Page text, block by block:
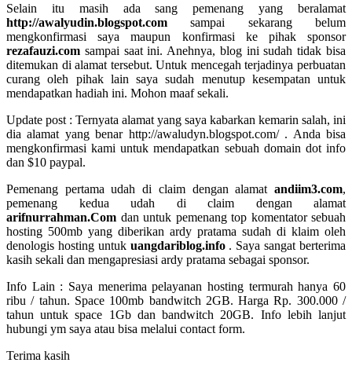
Selain itu masih ada sang pemenang yang beralamat
http://awalyudin.blogspot.com sampai sekarang belum
mengkonfirmasi saya maupun konfirmasi ke pihak sponsor
rezafauzi.com sampai saat ini. Anehnya, blog ini sudah tidak bisa
ditemukan di alamat tersebut. Untuk mencegah terjadinya perbuatan
curang oleh pihak lain saya sudah menutup kesempatan untuk
mendapatkan hadiah ini. Mohon maaf sekali.
Update post : Ternyata alamat yang saya kabarkan kemarin salah, ini
dia alamat yang benar http://awaludyn.blogspot.com/ . Anda bisa
mengkonfirmasi kami untuk mendapatkan sebuah domain dot info
dan $10 paypal.
Pemenang pertama udah di claim dengan alamat andiim3.com,
pemenang kedua udah di claim dengan alamat
arifnurrahman.Com dan untuk pemenang top komentator sebuah
hosting 500mb yang diberikan ardy pratama sudah di klaim oleh
denologis hosting untuk uangdariblog.info. Saya sangat berterima
kasih sekali dan mengapresiasi ardy pratama sebagai sponsor.
Info Lain : Saya menerima pelayanan hosting termurah hanya 60
ribu / tahun. Space 100mb bandwitch 2GB. Harga Rp. 300.000 /
tahun untuk space 1Gb dan bandwitch 20GB. Info lebih lanjut
hubungi ym saya atau bisa melalui contact form.
Terima kasih